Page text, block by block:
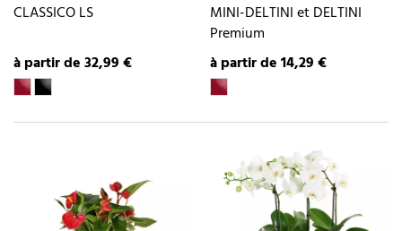
CLASSICO LS
à partir de 32,99 €
MINI-DELTINI et DELTINI
Premium
à partir de 14,29 €